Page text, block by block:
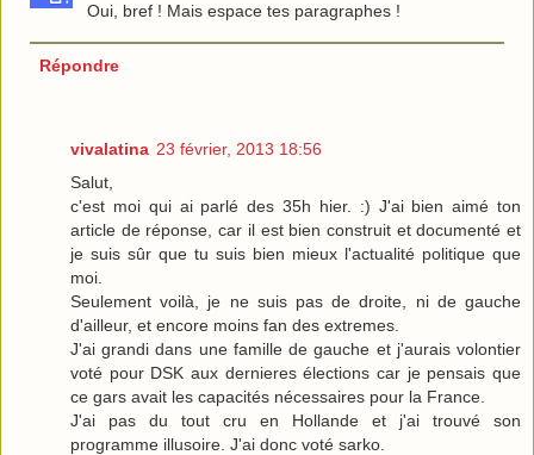
Oui, bref ! Mais espace tes paragraphes !
Répondre
vivalatina 23 février, 2013 18:56
Salut,
c'est moi qui ai parlé des 35h hier. :) J'ai bien aimé ton
article de réponse, car il est bien construit et documenté et
je suis sûr que tu suis bien mieux l'actualité politique que
moi.
Seulement voilà, je ne suis pas de droite, ni de gauche
d'ailleur, et encore moins fan des extremes.
J'ai grandi dans une famille de gauche et j'aurais volontier
voté pour DSK aux dernieres élections car je pensais que
ce gars avait les capacités nécessaires pour la France.
J'ai pas du tout cru en Hollande et j'ai trouvé son
programme illusoire. J'ai donc voté sarko.